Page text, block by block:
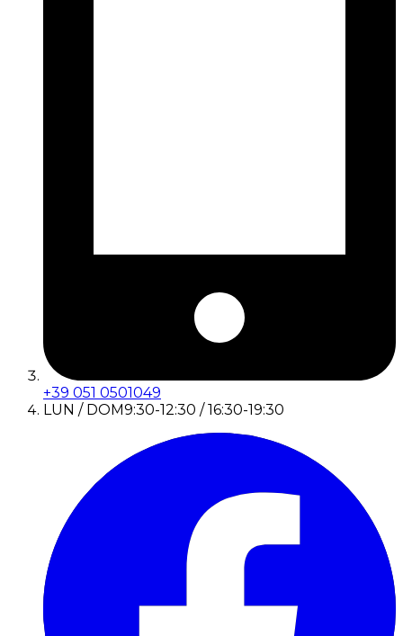
+39 051 0501049
LUN / DOM9:30-12:30 / 16:30-19:30